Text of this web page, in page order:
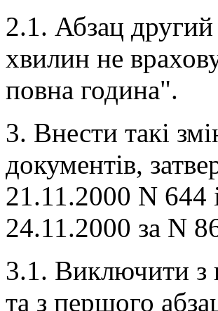
2.1. Абзац другий
хвилин не
повна година".
3. Внести такі
документів,
21.11.2000 N 644
24.11.2000 за N
3.1. Виключити з
та з першого